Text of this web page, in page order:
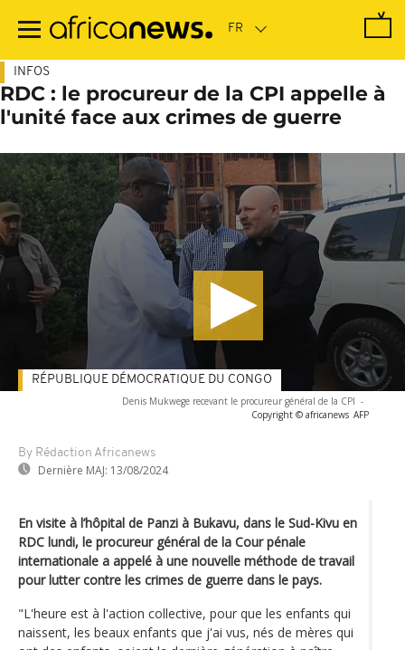
contenu
INFOS
RDC : le procureur de la CPI appelle à
l'unité face aux crimes de guerre
Denis Mukwege recevant le procureur général de la CPI -
Copyright © africanews AFP
By Rédaction Africanews
Dernière MAJ: 13/08/2024
RÉPUBLIQUE DÉMOCRATIQUE DU CONGO
En visite à l’hôpital de Panzi à Bukavu, dans le Sud-Kivu en
RDC lundi, le procureur général de la Cour pénale
internationale a appelé à une nouvelle méthode de travail
pour lutter contre les crimes de guerre dans le pays.
"L'heure est à l'action collective, pour que les enfants qui
naissent, les beaux enfants que j'ai vus, nés de mères qui